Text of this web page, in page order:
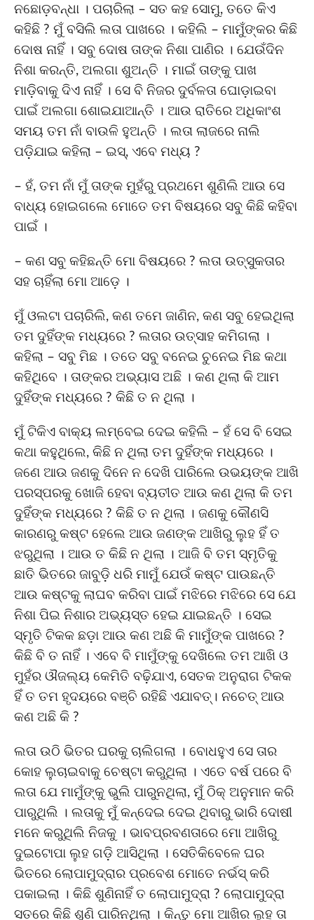
ନଛୋଡ଼ବନ୍ଧା । ପଚାରିଲା – ସତ କହ ସୋମୁ, ତତେ କିଏ
କହିଛି ? ମୁଁ ବସିଲି ଲତା ପାଖରେ । କହିଲି – ମାମୁଁଙ୍କର କିଛି
ଦୋଷ ନାହିଁ । ସବୁ ଦୋଷ ତାଙ୍କ ନିଶା ପାଣିର । ଯେଉଁଦିନ
ନିଶା କରନ୍ତି, ଅଲଗା ଶୁଅନ୍ତି । ମାଇଁ ତାଙ୍କୁ ପାଖ
ମାଡ଼ିବାକୁ ଦିଏ ନାହିଁ । ସେ ବି ନିଜର ଦୁର୍ବଳତା ଘୋଡ଼ାଇବା
ପାଇଁ ଅଲଗା ଶୋଇଯାଆନ୍ତି । ଆଉ ରାତିରେ ଅଧିକାଂଶ
ସମୟ ତମ ନାଁ ବାଉଳି ହୁଅନ୍ତି । ଲତା ଲାଜରେ ନାଲି
ପଡ଼ିଯାଇ କହିଲା – ଇସ୍, ଏବେ ମଧ୍ୟ ?
– ହଁ, ତମ ନାଁ ମୁଁ ତାଙ୍କ ମୁହଁରୁ ପ୍ରଥମେ ଶୁଣିଲି ଆଉ ସେ
ବାଧ୍ୟ ହୋଇଗଲେ ମୋତେ ତମ ବିଷୟରେ ସବୁ କିଛି କହିବା
ପାଇଁ ।
– କଣ ସବୁ କହିଛନ୍ତି ମୋ ବିଷୟରେ ? ଲତା ଉତ୍ସୁକତାର
ସହ ଚାହିଁଲା ମୋ ଆଡ଼େ ।
ମୁଁ ଓଲଟା ପଚାରିଲି, କଣ ତମେ ଜାଣିନ, କଣ ସବୁ ହେଇଥିଲା
ତମ ଦୁହିଁଙ୍କ ମଧ୍ୟରେ ? ଲତାର ଉତ୍ସାହ କମିଗଲା ।
କହିଲା – ସବୁ ମିଛ । ତତେ ସବୁ ବନେଇ ଚୁନେଇ ମିଛ କଥା
କହିଥିବେ । ତାଙ୍କର ଅଭ୍ୟାସ ଅଛି । କଣ ଥିଲା କି ଆମ
ଦୁହିଁଙ୍କ ମଧ୍ୟରେ ? କିଛି ତ ନ ଥିଲା ।
ମୁଁ ଟିକିଏ ବାକ୍ୟ ଲମ୍ବେଇ ଦେଇ କହିଲି – ହଁ ସେ ବି ସେଇ
କଥା କହୁଥିଲେ, କିଛି ନ ଥିଲା ତମ ଦୁହିଁଙ୍କ ମଧ୍ୟରେ ।
ଜଣେ ଆଉ ଜଣକୁ ଦିନେ ନ ଦେଖି ପାରିଲେ ଉଭୟଙ୍କ ଆଖି
ପରସ୍ପରକୁ ଖୋଜି ହେବା ବ୍ୟତୀତ ଆଉ କଣ ଥିଲା କି ତମ
ଦୁହିଁଙ୍କ ମଧ୍ୟରେ ? କିଛି ତ ନ ଥିଲା । ଜଣକୁ କୌଣସି
କାରଣରୁ କଷ୍ଟ ହେଲେ ଆଉ ଜଣଙ୍କ ଆଖିରୁ ଲୁହ ହିଁ ତ
ଝରୁଥିଲା । ଆଉ ତ କିଛି ନ ଥିଲା । ଆଜି ବି ତମ ସ୍ମୃତିକୁ
ଛାତି ଭିତରେ ଜାବୁଡ଼ି ଧରି ମାମୁଁ ଯେଉଁ କଷ୍ଟ ପାଉଛନ୍ତି
ଆଉ କଷ୍ଟକୁ ଲାଘବ କରିବା ପାଇଁ ମଝିରେ ମଝିରେ ସେ ଯେ
ନିଶା ପିଇ ନିଶାର ଅଭ୍ୟସ୍ତ ହେଇ ଯାଇଛନ୍ତି । ସେଇ
ସ୍ମୃତି ଟିକକ ଛଡ଼ା ଆଉ କଣ ଅଛି କି ମାମୁଁଙ୍କ ପାଖରେ ?
କିଛି ବି ତ ନାହିଁ । ଏବେ ବି ମାମୁଁଙ୍କୁ ଦେଖିଲେ ତମ ଆଖି ଓ
ମୁହଁର ଔଜଲ୍ୟ କେମିତି ବଢ଼ିଯାଏ, ସେତକ ଅନୁରାଗ ଟିକକ
ହିଁ ତ ତମ ହୃଦୟରେ ବଞ୍ଚି ରହିଛି ଏଯାବତ୍। ନଚେତ୍ ଆଉ
କଣ ଅଛି କି ?
ଲତା ଉଠି ଭିତର ଘରକୁ ଚାଲିଗଲା । ବୋଧହୁଏ ସେ ତାର
କୋହ ଲୁଚାଇବାକୁ ଚେଷ୍ଟା କରୁଥିଲା । ଏତେ ବର୍ଷ ପରେ ବି
ଲତା ଯେ ମାମୁଁଙ୍କୁ ଭୁଲି ପାରୁନଥିଲା, ମୁଁ ଠିକ୍ ଅନୁମାନ କରି
ପାରୁଥିଲି । ଲତାକୁ ମୁଁ କନ୍ଦେଇ ଦେଇ ଥିବାରୁ ଭାରି ଦୋଷୀ
ମନେ କରୁଥିଲି ନିଜକୁ । ଭାବପ୍ରବଣତାରେ ମୋ ଆଖିରୁ
ଦୁଇଟୋପା ଲୁହ ଗଡ଼ି ଆସିଥିଲା । ସେତିକିବେଳେ ଘର
ଭିତରେ ଲୋପାମୁଦ୍ରାର ପ୍ରବେଶ ମୋତେ ନର୍ଭସ୍ କରି
ପକାଇଲା । କିଛି ଶୁଣିନାହିଁ ତ ଲୋପାମୁଦ୍ରା ? ଲୋପାମୁଦ୍ରା
ସତରେ କିଛି ଶୁଣି ପାରିନଥିଲା । କିନ୍ତୁ ମୋ ଆଖିର ଲୁହ ତା